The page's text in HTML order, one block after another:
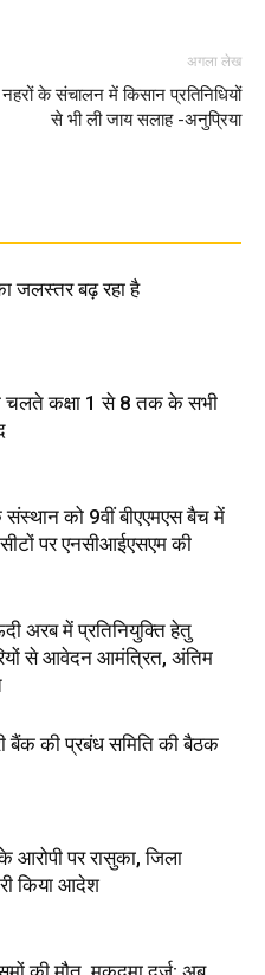
अगला लेख
नहरों के संचालन में किसान प्रतिनिधियों
से भी ली जाय सलाह -अनुप्रिया
जलस्तर बढ़ रहा है
चलते कक्षा 1 से 8 तक के सभी
को 9वीं बीएएमएस बैच में
पर एनसीआईएसएम की
अरब में प्रतिनियुक्ति हेतु
से आवेदन आमंत्रित, अंतिम
बैंक की प्रबंध समिति की बैठक
के आरोपी पर रासुका, जिला
किया आदेश